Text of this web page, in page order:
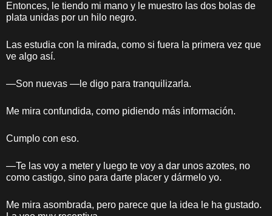
Entonces, le tiendo mi mano y le muestro las dos bolas de
plata unidas por un hilo negro.
Las estudia con la mirada, como si fuera la primera vez que
ve algo así.
—Son nuevas —le digo para tranquilizarla.
Me mira confundida, como pidiendo más información.
Cumplo con eso.
—Te las voy a meter y luego te voy a dar unos azotes, no
como castigo, sino para darte placer y dármelo yo.
Me mira asombrada, pero parece que la idea le ha gustado.